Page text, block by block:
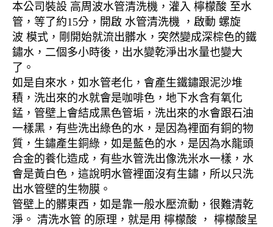
本公司裝設 高周波水管清洗機，灌入 檸檬酸 至水
管，等了約15分，開啟 水管清洗機 ，啟動 螺旋
波 模式，剛開始就流出髒水，突然變成深棕色的鐵
鏽水，二個多小時後，出水變乾淨出水量也變大
了。
如是自來水，如水管老化，會產生鐵鏽跟泥沙堆
積，洗出來的水就會是咖啡色，地下水含有氧化
錳，管壁上會結成黑色管垢，洗出來的水會跟石油
一樣黑，有些洗出綠色的水，是因為裡面有銅的物
質，生鏽產生銅綠，如是藍色的水，是因為水龍頭
合金的養化造成，有些水管洗出像洗米水一樣，水
會是黃白色，這說明水管裡面沒有生鏽，所以只洗
出水管壁的生物膜。
管壁上的髒東西，如是靠一般水壓流動，很難清乾
淨。 清洗水管 的原理，就是用 檸檬酸 ， 檸檬酸呈